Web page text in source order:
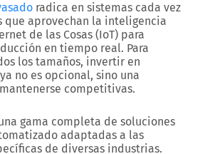
radica en sistemas cada vez
que aprovechan la inteligencia
de las Cosas (IoT) para
en tiempo real. Para
los tamaños, invertir en
no es opcional, sino una
competitivas.
una gama completa de soluciones
adaptadas a las
de diversas industrias.